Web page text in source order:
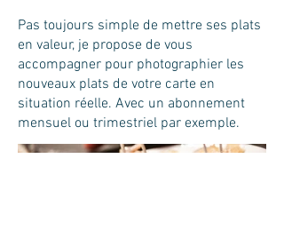
Pas toujours simple de mettre ses plats
en valeur, je propose de vous
accompagner pour photographier les
nouveaux plats de votre carte en
situation réelle. Avec un abonnement
mensuel ou trimestriel par exemple.